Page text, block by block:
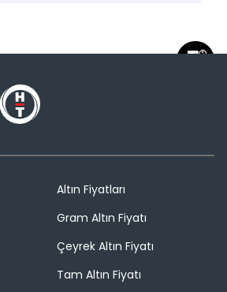
Altın Fiyatları
Gram Altın Fiyatı
Çeyrek Altın Fiyatı
Tam Altın Fiyatı